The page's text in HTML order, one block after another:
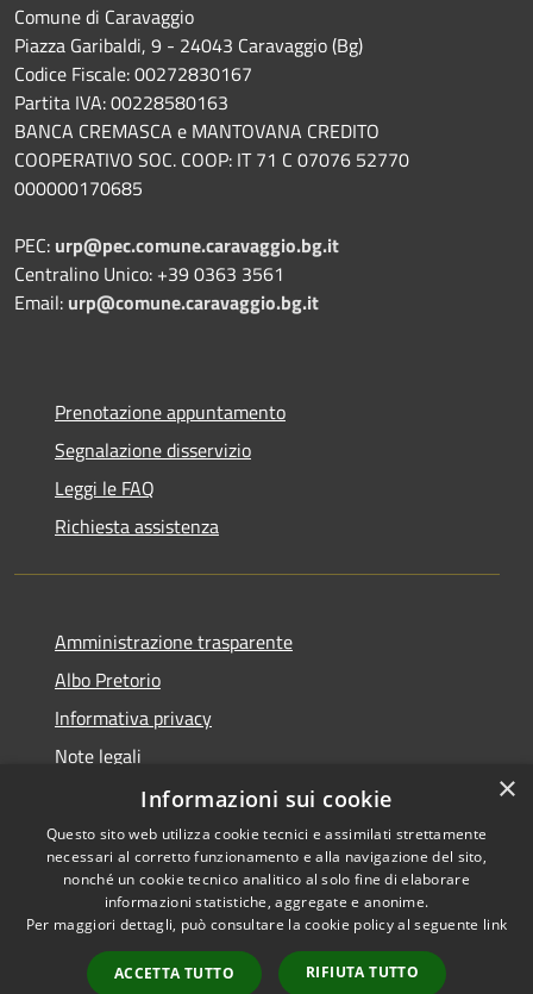
Comune di Caravaggio
Piazza Garibaldi, 9 - 24043 Caravaggio (Bg)
Codice Fiscale: 00272830167
Partita IVA: 00228580163
BANCA CREMASCA e MANTOVANA CREDITO
COOPERATIVO SOC. COOP: IT 71 C 07076 52770
000000170685
PEC: urp@pec.comune.caravaggio.bg.it
Centralino Unico: +39 0363 3561
Email: urp@comune.caravaggio.bg.it
Prenotazione appuntamento
Segnalazione disservizio
Leggi le FAQ
Richiesta assistenza
Amministrazione trasparente
Albo Pretorio
Informativa privacy
Note legali
Dichiarazione di accessibilità
RSS
Accessibilità
Copyright © 2026 • Comune di
Municipium•
Accesso
×
Informazioni sui cookie
Questo sito web utilizza cookie tecnici e assimilati strettamente
necessari al corretto funzionamento e alla navigazione del sito,
nonché un cookie tecnico analitico al solo fine di elaborare
informazioni statistiche, aggregate e anonime.
Per maggiori dettagli, può consultare la cookie policy al seguente link
ACCETTA TUTTO RIFIUTA TUTTO